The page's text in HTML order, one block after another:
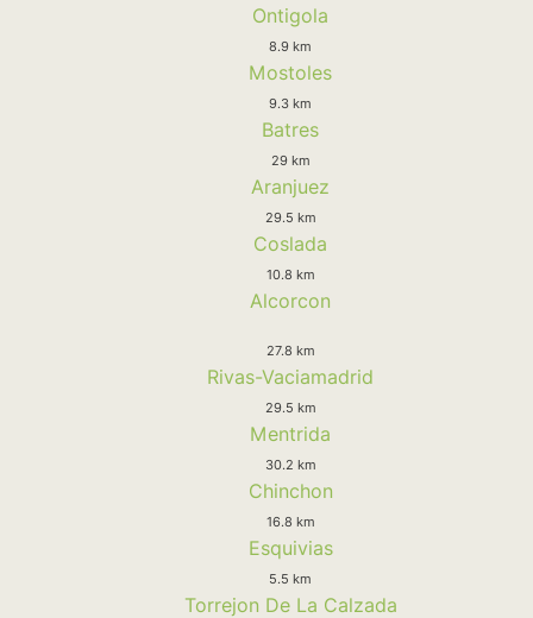
Ontigola
8.9 km
Mostoles
9.3 km
Batres
29 km
Aranjuez
29.5 km
Coslada
10.8 km
Alcorcon
27.8 km
Rivas-Vaciamadrid
29.5 km
Mentrida
30.2 km
Chinchon
16.8 km
Esquivias
5.5 km
Torrejon De La Calzada